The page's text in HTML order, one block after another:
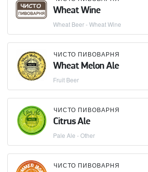
Wheat Wine
Wheat Beer - Wheat Wine
ЧИСТО ПИВОВАРНЯ
Wheat Melon Ale
Fruit Beer
ЧИСТО ПИВОВАРНЯ
Citrus Ale
Pale Ale - Other
ЧИСТО ПИВОВАРНЯ